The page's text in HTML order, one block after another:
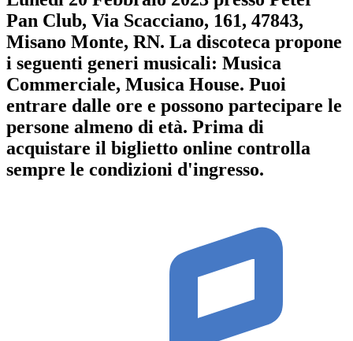
Pan Club, Via Scacciano, 161, 47843,
Misano Monte, RN. La discoteca propone
i seguenti generi musicali: Musica
Commerciale, Musica House. Puoi
entrare dalle ore e possono partecipare le
persone almeno di età. Prima di
acquistare il biglietto online controlla
sempre le condizioni d'ingresso.